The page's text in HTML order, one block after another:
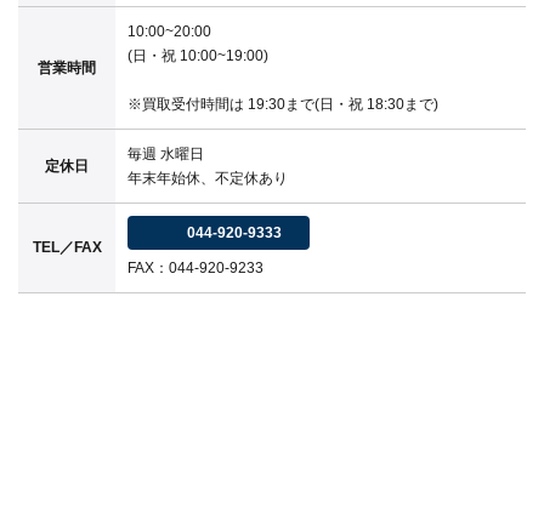
営業時間
10:00~20:00
(日・祝 10:00~19:00)
※買取受付時間は 19:30まで(日・祝 18:30まで)
定休日
毎週 水曜日
年末年始休、不定休あり
TEL／FAX
044-920-9333
FAX：044-920-9233